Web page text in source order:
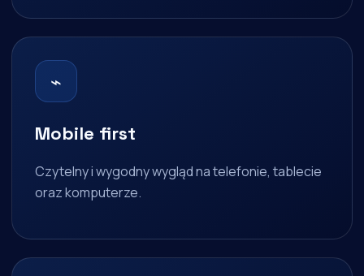
⌁
Mobile first
Czytelny i wygodny wygląd na telefonie, tablecie
oraz komputerze.